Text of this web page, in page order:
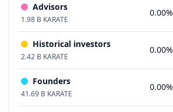
Advisors
1.98 B KARATE
0.00%
Historical investors
2.42 B KARATE
0.00%
Founders
41.69 B KARATE
0.00%